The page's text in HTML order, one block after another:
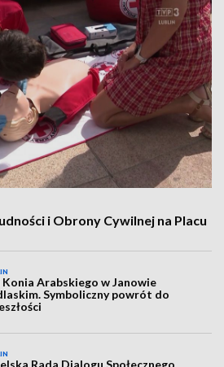
i Obrony Cywilnej na Placu
Konia Arabskiego w Janowie
Symboliczny powrót do